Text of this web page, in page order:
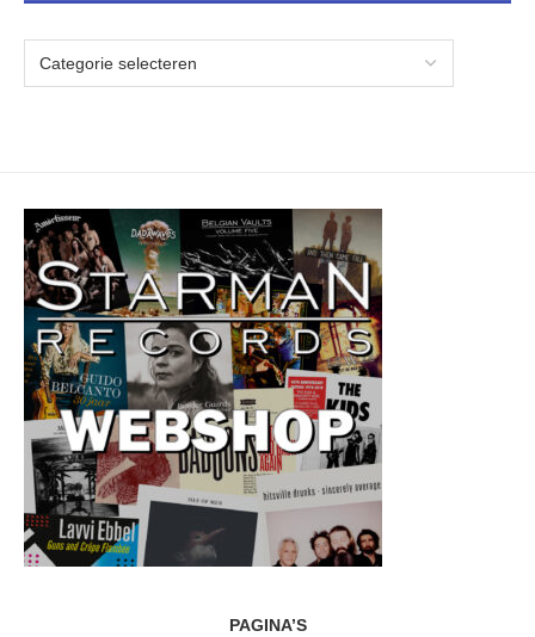
PAGINA’S